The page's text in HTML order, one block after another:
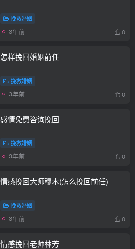
挽救婚姻
3年前 0
怎样挽回婚姻前任
挽救婚姻
3年前 0
感情免费咨询挽回
挽救婚姻
3年前 0
情感挽回大师穆木(怎么挽回前任)
挽救婚姻
3年前 0
情感挽回老师林芳